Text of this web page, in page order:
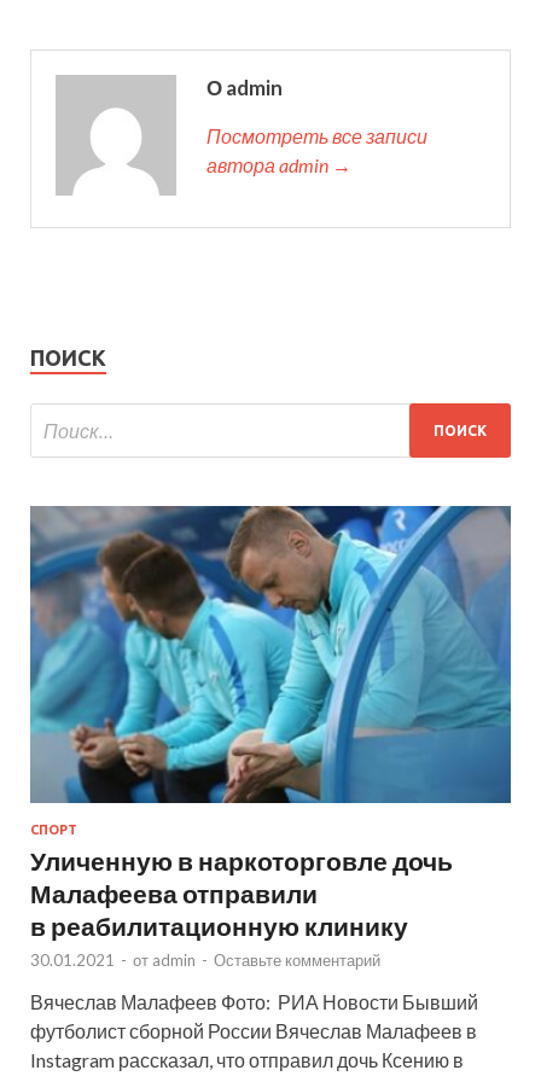
О admin
Посмотреть все записи
автора admin →
ПОИСК
СПОРТ
Уличенную в наркоторговле дочь
Малафеева отправили
в реабилитационную клинику
30.01.2021 - от admin - Оставьте комментарий
Вячеслав Малафеев Фото: РИА Новости Бывший
футболист сборной России Вячеслав Малафеев в
Instagram рассказал, что отправил дочь Ксению в